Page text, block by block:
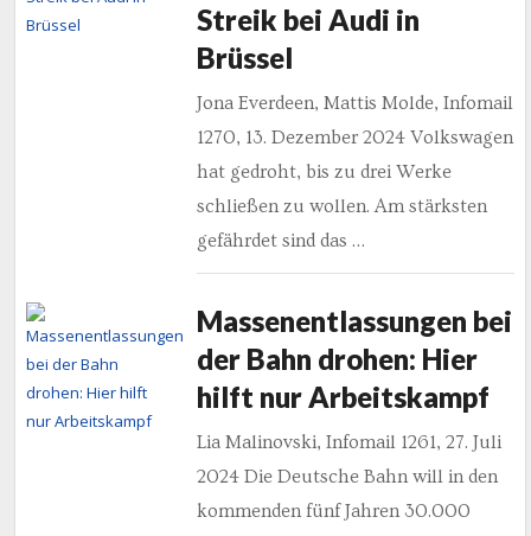
Streik bei Audi in
Brüssel
Jona Everdeen, Mattis Molde, Infomail
1270, 13. Dezember 2024 Volkswagen
hat gedroht, bis zu drei Werke
schließen zu wollen. Am stärksten
gefährdet sind das …
Massenentlassungen bei
der Bahn drohen: Hier
hilft nur Arbeitskampf
Lia Malinovski, Infomail 1261, 27. Juli
2024 Die Deutsche Bahn will in den
kommenden fünf Jahren 30.000